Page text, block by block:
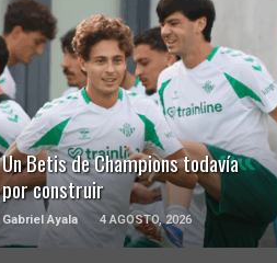
Un Betis de Champions todavía
por construir
Gabriel Ayala 4 AGOSTO, 2026
LEER MÁS